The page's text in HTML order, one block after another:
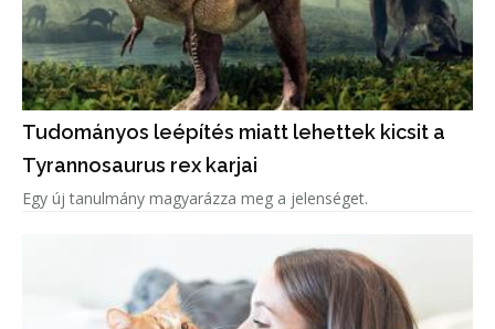
Tudományos leépítés miatt lehettek kicsit a
Tyrannosaurus rex karjai
Egy új tanulmány magyarázza meg a jelenséget.